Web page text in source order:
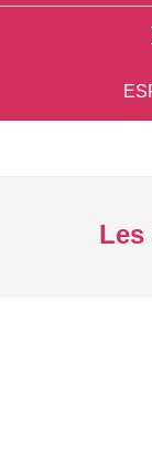
Les